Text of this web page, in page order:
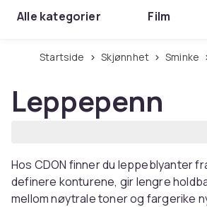
Alle kategorier Film
Startside Skjønnhet Sminke
Leppepenn
Hos CDON finner du leppeblyanter
definere konturene, gir lengre
mellom nøytrale toner og fargerike